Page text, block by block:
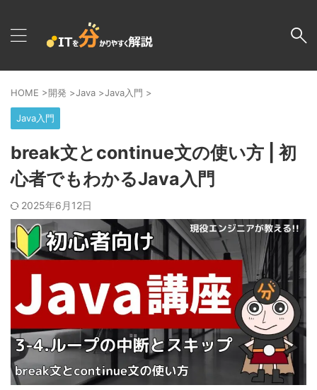
HOME >開発 >Java >Java入門 >
Java入門
break文とcontinue文の使い方 | 初
心者でもわかるJava入門
2025年6月12日